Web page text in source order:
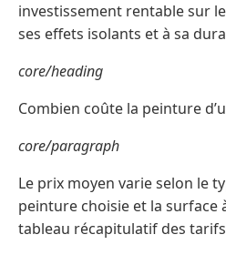
investissement rentable sur
ses effets isolants et à sa
core/heading
Combien coûte la peinture
core/paragraph
Le prix moyen varie selon le
peinture choisie et la surface
tableau récapitulatif des